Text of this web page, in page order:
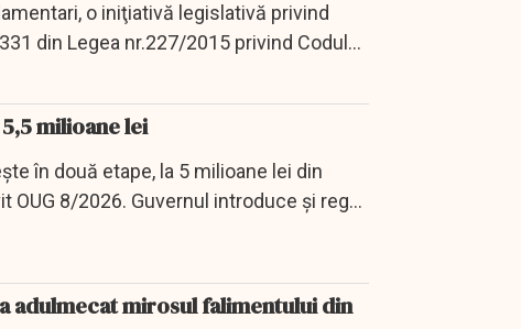
o iniţiativă legislativă privind
din Legea nr.227/2015 privind Codul
milioane lei
în două etape, la 5 milioane lei din
OUG 8/2026. Guvernul introduce și reguli
adulmecat mirosul falimentului din